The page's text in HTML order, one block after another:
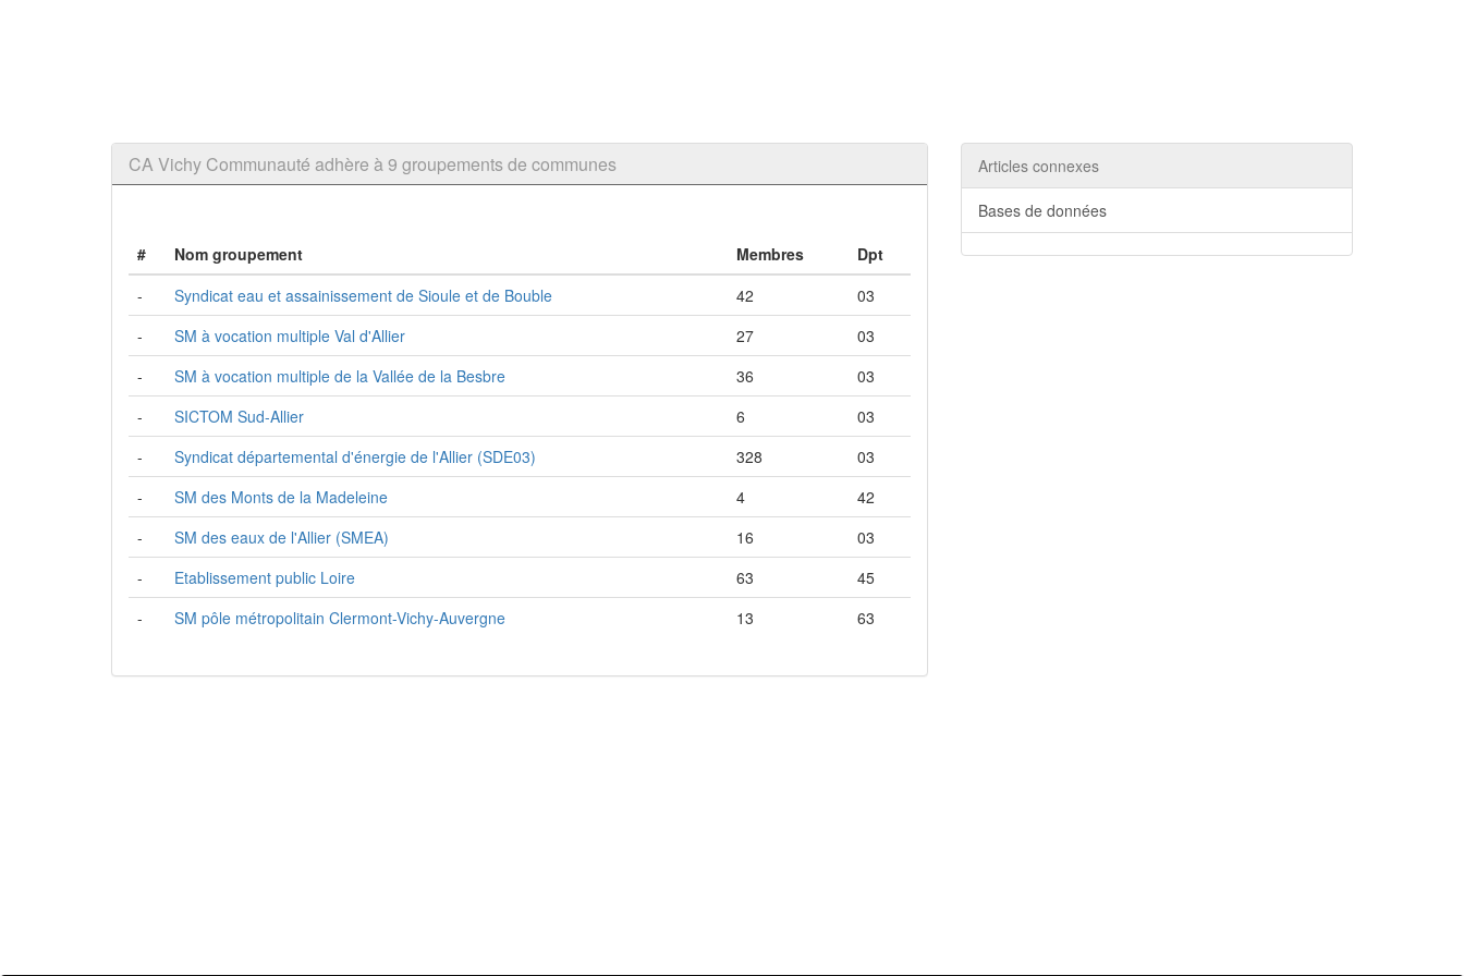
CA Vichy Communauté adhère à 9 groupements de communes
# Nom groupement Membres
Dpt
-
Syndicat eau et assainissement de Sioule et de Bouble 42
03
-
SM à vocation multiple Val d'Allier 27
03
-
SM à vocation multiple de la Vallée de la Besbre 36
03
-
SICTOM Sud-Allier 6
03
-
Syndicat départemental d'énergie de l'Allier (SDE03) 328
03
-
SM des Monts de la Madeleine 4
42
-
SM des eaux de l'Allier (SMEA) 16
03
-
Etablissement public Loire 63
45
-
SM pôle métropolitain Clermont-Vichy-Auvergne 13 63
Articles connexes
Bases de données